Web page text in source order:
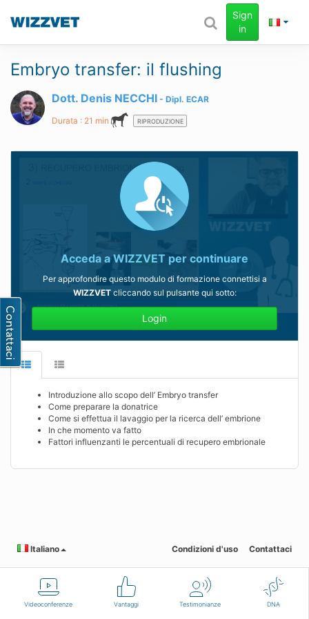
Videoconferenze Vantaggi Testimonianze DNA
Sign
in
Embryo transfer: il flushing
Dott. Denis NECCHI Dipl. ECAR
Durata : 21 min RIPRODUZIONE
Acceda a WIZZVET per continuare
Per approfondire questo modulo di formazione connettisi a
WIZZVETcliccando sul pulsante qui sotto:
Login
Introduzione allo scopo dell’ Embryo transfer
Come preparare la donatrice
Come si effettua il lavaggio per la ricerca dell’ embrione
In che momento va fatto
Fattori influenzanti le percentuali di recupero embrionale
Italiano Condizioni d'uso Contattaci